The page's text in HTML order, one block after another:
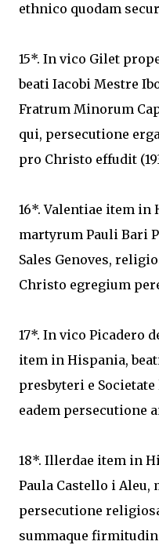
ethnico quodam
15*. In vico Gilet
beati Iacobi Mestre
Fratrum Minorum
qui, persecutione
pro Christo effudit
16*. Valentiae item in
martyrum Pauli Bari
Sales Genoves,
Christo egregium
17*. In vico Picadero
item in Hispania,
presbyteri e
eadem persecutione
18*. Illerdae item in
Paula Castello i Aleu,
persecutione
summaque